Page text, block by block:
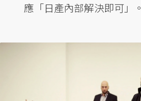
應「日產內部解決即可」。